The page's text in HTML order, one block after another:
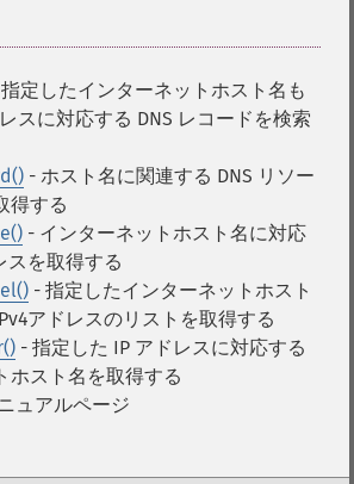
定したインターネットホスト名も
スに対応する DNS レコードを検索
- ホスト名に関連する DNS リソー
得する
- インターネットホスト名に対応
スを取得する
- 指定したインターネットホスト
アドレスのリストを取得する
- 指定した IP アドレスに対応する
ホスト名を取得する
ュアルページ